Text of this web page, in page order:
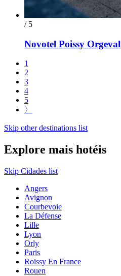
/ 5
Novotel Poissy Orgeval
1
2
3
4
5
〉
Skip other destinations list
Explore mais hotéis
Skip Cidades list
Angers
Avignon
Courbevoie
La Défense
Lille
Lyon
Orly
Paris
Roissy En France
Rouen